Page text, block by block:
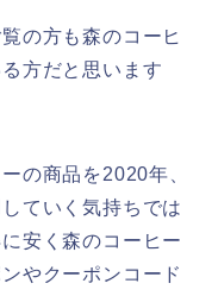
の方も森のコーヒ
方だと思います
の商品を2020年、
ていく気持ちでは
安く森のコーヒー
やクーポンコード